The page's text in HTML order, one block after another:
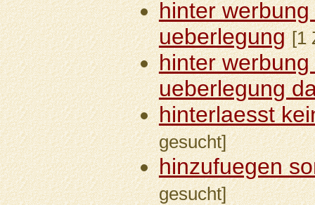
hinter
ueberlegung [1
hinter
ueberlegung
hinterlaesst
gesucht]
hinzufuegen
gesucht]